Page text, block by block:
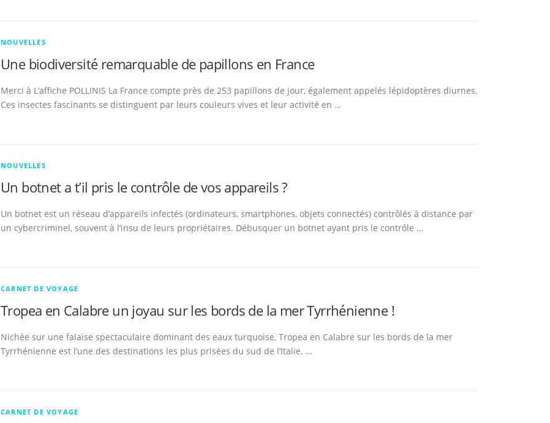
NOUVELLES
Une biodiversité remarquable de papillons en France
Merci à L’affiche POLLINIS La France compte près de 253 papillons de jour, également appelés lépidoptères diurnes.
Ces insectes fascinants se distinguent par leurs couleurs vives et leur activité en …
NOUVELLES
Un botnet a t’il pris le contrôle de vos appareils ?
Un botnet est un réseau d’appareils infectés (ordinateurs, smartphones, objets connectés) contrôlés à distance par
un cybercriminel, souvent à l’insu de leurs propriétaires. Débusquer un botnet ayant pris le contrôle …
CARNET DE VOYAGE
Tropea en Calabre un joyau sur les bords de la mer Tyrrhénienne !
Nichée sur une falaise spectaculaire dominant des eaux turquoise, Tropea en Calabre sur les bords de la mer
Tyrrhénienne est l’une des destinations les plus prisées du sud de l’Italie. …
CARNET DE VOYAGE